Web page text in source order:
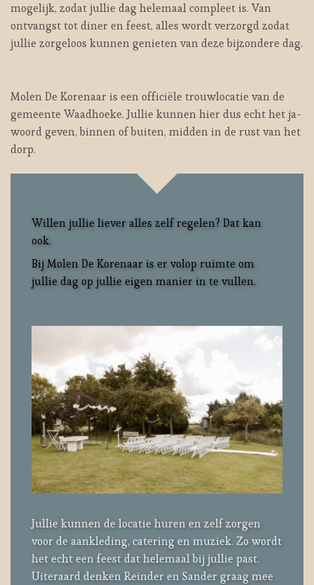
mogelijk, zodat jullie dag helemaal compleet is. Van
ontvangst tot diner en feest, alles wordt verzorgd zodat
jullie zorgeloos kunnen genieten van deze bijzondere dag.
Molen De Korenaar is een officiële trouwlocatie van de
gemeente Waadhoeke. Jullie kunnen hier dus echt het ja-
woord geven, binnen of buiten, midden in de rust van het
dorp.
Willen jullie liever alles zelf regelen? Dat kan
ook.
Bij Molen De Korenaar is er volop ruimte om
jullie dag op jullie eigen manier in te vullen.
Jullie kunnen de locatie huren en zelf zorgen
voor de aankleding, catering en muziek. Zo wordt
het echt een feest dat helemaal bij jullie past.
Uiteraard denken Reinder en Sander graag mee